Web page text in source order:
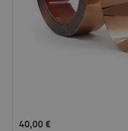
40,00€